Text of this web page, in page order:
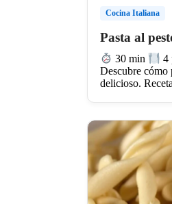
Cocina Italiana
Pasta al
30 min
4
Descubre cómo
delicioso.